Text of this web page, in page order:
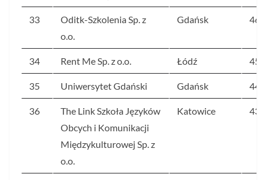
33
Oditk-Szkolenia Sp. z
o.o.
Gdańsk 465
34 Rent Me Sp. z o.o. Łódź 455
35 Uniwersytet Gdański Gdańsk 448
36
The Link Szkoła Języków
Obcych i Komunikacji
Międzykulturowej Sp. z
o.o.
Katowice 437